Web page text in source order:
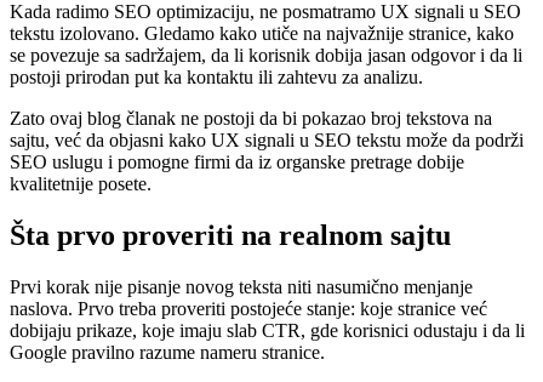
Kada radimo SEO optimizaciju, ne posmatramo UX signali u SEO
tekstu izolovano. Gledamo kako utiče na najvažnije stranice, kako
se povezuje sa sadržajem, da li korisnik dobija jasan odgovor i da li
postoji prirodan put ka kontaktu ili zahtevu za analizu.
Zato ovaj blog članak ne postoji da bi pokazao broj tekstova na
sajtu, već da objasni kako UX signali u SEO tekstu može da podrži
SEO uslugu i pomogne firmi da iz organske pretrage dobije
kvalitetnije posete.
Šta prvo proveriti na realnom sajtu
Prvi korak nije pisanje novog teksta niti nasumično menjanje
naslova. Prvo treba proveriti postojeće stanje: koje stranice već
dobijaju prikaze, koje imaju slab CTR, gde korisnici odustaju i da li
Google pravilno razume nameru stranice.